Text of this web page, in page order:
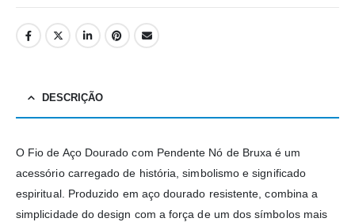
DESCRIÇÃO
O Fio de Aço Dourado com Pendente Nó de Bruxa é um
acessório carregado de história, simbolismo e significado
espiritual. Produzido em aço dourado resistente, combina a
simplicidade do design com a força de um dos símbolos mais